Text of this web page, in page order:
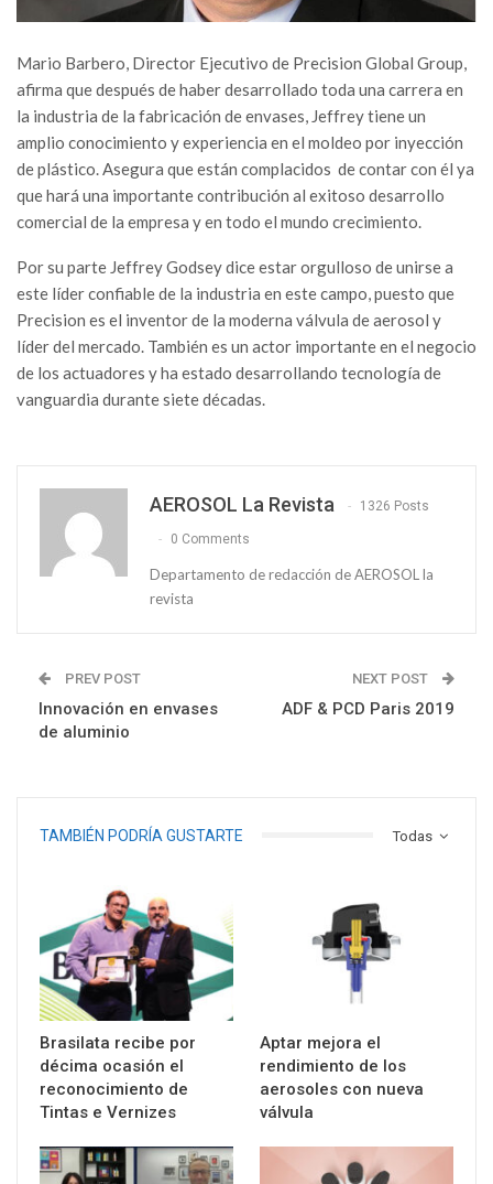
Mario Barbero, Director Ejecutivo de Precision Global Group,
afirma que después de haber desarrollado toda una carrera en
la industria de la fabricación de envases, Jeffrey tiene un
amplio conocimiento y experiencia en el moldeo por inyección
de plástico. Asegura que están complacidos de contar con él ya
que hará una importante contribución al exitoso desarrollo
comercial de la empresa y en todo el mundo crecimiento.
Por su parte Jeffrey Godsey dice estar orgulloso de unirse a
este líder confiable de la industria en este campo, puesto que
Precision es el inventor de la moderna válvula de aerosol y
líder del mercado. También es un actor importante en el negocio
de los actuadores y ha estado desarrollando tecnología de
vanguardia durante siete décadas.
AEROSOL La Revista 1326 Posts
0 Comments
Departamento de redacción de AEROSOL la
revista
PREV POST
Innovación en envases
de aluminio
NEXT POST
ADF & PCD Paris 2019
Todas
TAMBIÉN PODRÍA GUSTARTE
Brasilata recibe por
décima ocasión el
reconocimiento de
Tintas e Vernizes
Aptar mejora el
rendimiento de los
aerosoles con nueva
válvula